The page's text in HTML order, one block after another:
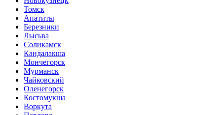
Томск
Апатиты
Березники
Лысьва
Соликамск
Кандалакша
Мончегорск
Мурманск
Чайковский
Оленегорск
Костомукша
Воркута